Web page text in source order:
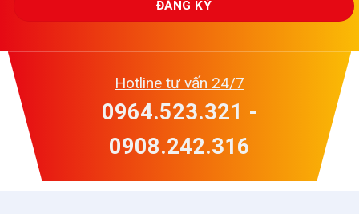
Hotline tư vấn 24/7
0964.523.321 -
0908.242.316